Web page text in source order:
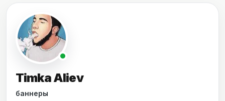
Timka Aliev
баннеры